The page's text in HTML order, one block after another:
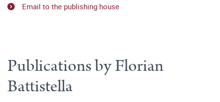
Email to the publishing house
Publications by Florian
Battistella